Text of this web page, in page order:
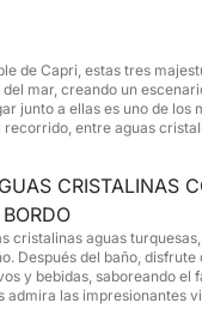
Annunziata,
Lubrense, Capri,
mejor se adapte a
viaje personalizado y
el Mediterráneo.
diseñado para que
de Capri, estas tres
mar, creando un
junto a ellas es uno de los
recorrido, entre aguas
CRISTALINAS
cristalinas aguas
Después del baño, disfrute
y bebidas, saboreando el
admira las impresionantes